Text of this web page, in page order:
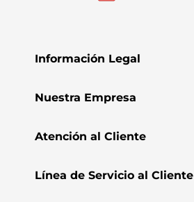
Información Legal
Nuestra Empresa
Atención al Cliente
Línea de Servicio al Cliente